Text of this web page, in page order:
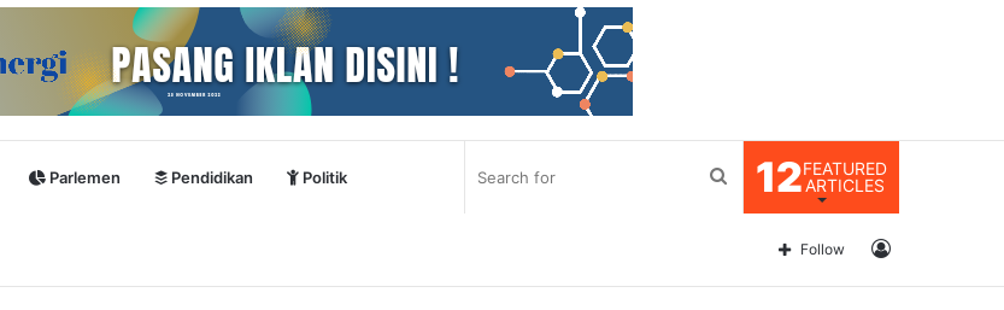
Parlemen Pendidikan Politik 12FEATURED
ARTICLES
Search
Log
Follow